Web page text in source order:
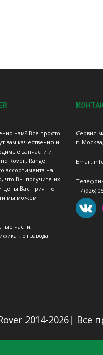
нам? Все просто
вам качественно и
запчасти и
Rover, Range
ассортимента на
что Вы получите их
цены Вас приятно
мы можем
части,
от завода
Сервис-
г.
Email:
+7 (926)
2014-2026| Все